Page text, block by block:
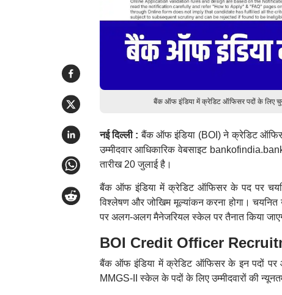
बैंक ऑफ इंडिया में क्रेडिट ऑफिसर पदों के लिए
नई दिल्ली : बैंक ऑफ इंडिया (BOI) ने क्रेडिट
उम्मीदवार आधिकारिक वेबसाइट
तारीख 20 जुलाई है।
बैंक ऑफ इंडिया में क्रेडिट ऑफिसर के पद पर चयनित
विश्लेषण और जोखिम मूल्यांकन करना होगा।
पर अलग-अलग मैनेजरियल स्केल पर तैनात किया
BOI Credit Officer
बैंक ऑफ इंडिया में क्रेडिट ऑफिसर के इन पदों पर
MMGS-II स्केल के पदों के लिए उम्मीदवारों की